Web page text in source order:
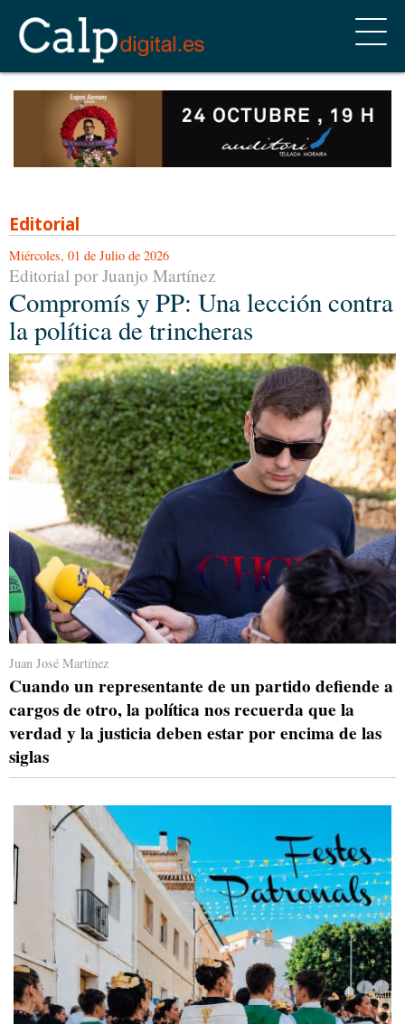
Editorial
Miércoles, 01 de Julio de 2026
Editorial por Juanjo Martínez
Compromís y PP: Una lección contra
la política de trincheras
Juan José Martínez
Cuando un representante de un partido defiende a
cargos de otro, la política nos recuerda que la
verdad y la justicia deben estar por encima de las
siglas